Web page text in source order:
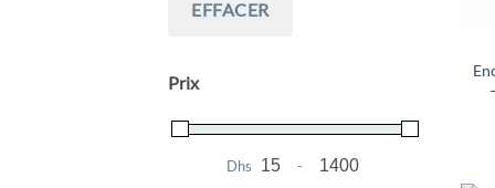
EFFACER
Prix
Dhs -